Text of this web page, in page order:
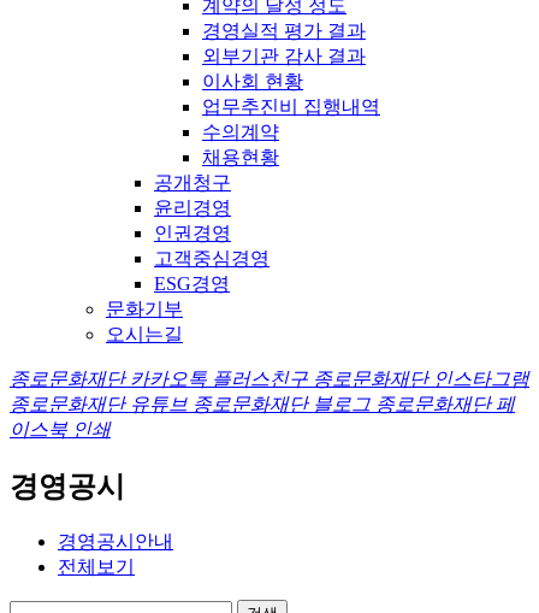
계약의 달성 정도
경영실적 평가 결과
외부기관 감사 결과
이사회 현황
업무추진비 집행내역
수의계약
채용현황
공개청구
윤리경영
인권경영
고객중심경영
ESG경영
문화기부
오시는길
종로문화재단 카카오톡 플러스친구 종로문화재단 인스타그램
종로문화재단 유튜브 종로문화재단 블로그 종로문화재단 페
이스북 인쇄
경영공시
경영공시안내
전체보기